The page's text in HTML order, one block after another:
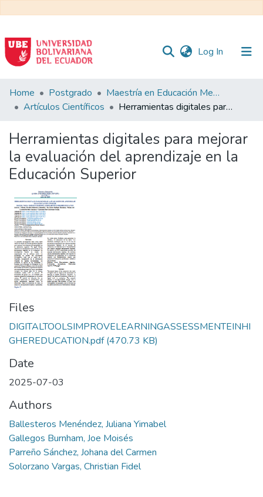
Log In (current)
Communities
&
All of DSpace
Statistics
Home Postgrado
Maestría en Educación Mención en Pedagogía en Entornos Digitales
Artículos Científicos
Herramientas digitales para mejorar la evaluación del aprendizaje en la Educación Superior
Herramientas digitales para mejorar
la evaluación del aprendizaje en la
Educación Superior
Files
DIGITALTOOLSIMPROVELEARNINGASSESSMENTEINHI
GHEREDUCATION.pdf(470.73 KB)
Date
2025-07-03
Authors
Ballesteros Menéndez, Juliana Yimabel
Gallegos Burnham, Joe Moisés
Parreño Sánchez, Johana del Carmen
Solorzano Vargas, Christian Fidel